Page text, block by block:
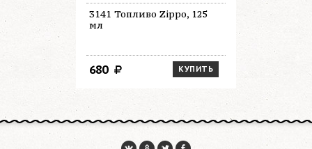
3141 Топливо Zippo, 125
мл
КУПИТЬ
680
100 R